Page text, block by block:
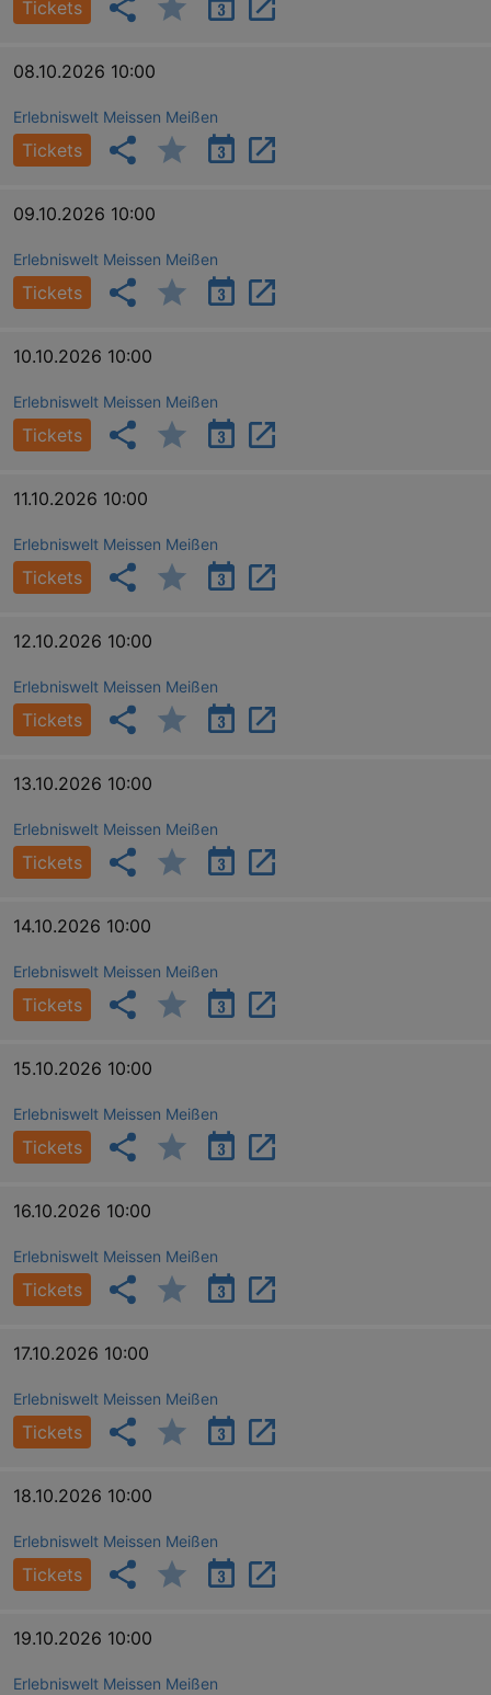
Tickets
08.10.2026 10:00
Erlebniswelt Meissen Meißen
Tickets
09.10.2026 10:00
Erlebniswelt Meissen Meißen
Tickets
10.10.2026 10:00
Erlebniswelt Meissen Meißen
Tickets
11.10.2026 10:00
Erlebniswelt Meissen Meißen
Tickets
12.10.2026 10:00
Erlebniswelt Meissen Meißen
Tickets
13.10.2026 10:00
Erlebniswelt Meissen Meißen
Tickets
14.10.2026 10:00
Erlebniswelt Meissen Meißen
Tickets
15.10.2026 10:00
Erlebniswelt Meissen Meißen
Tickets
16.10.2026 10:00
Erlebniswelt Meissen Meißen
Tickets
17.10.2026 10:00
Erlebniswelt Meissen Meißen
Tickets
18.10.2026 10:00
Erlebniswelt Meissen Meißen
Tickets
19.10.2026 10:00
Erlebniswelt Meissen Meißen
_gid
GPS
VISITOR_INFO1_LIVE
YSC
kulturkalender_dresden_session
mobile